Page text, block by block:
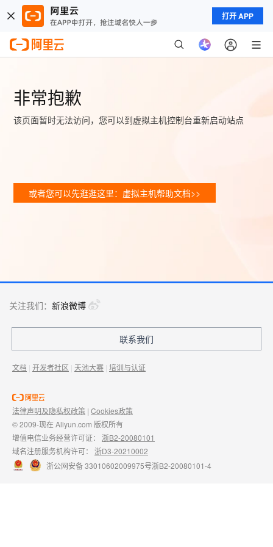
打开 APP
非常抱歉
该页面暂时无法访问，您可以到虚拟主机控制台重新启动站点
或者您可以先逛逛这里：虚拟主机帮助文档>>